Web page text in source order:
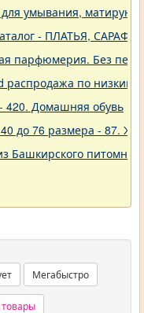
умывания,
- ПЛАТЬЯ,
парфюмерия. Без
распродажа по низким
420. Домашняя обувь
до 76 размера - 87.
Башкирского
Мегабыстро
товары